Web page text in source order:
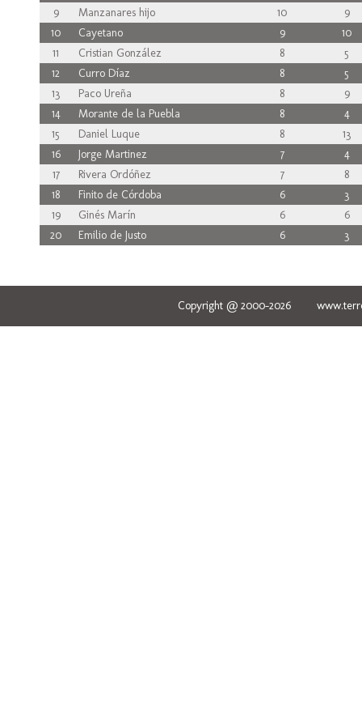
9
Manzanares hijo 10
9
10
Cayetano 9
10
11
Cristian González 8
5
12
Curro Díaz 8
5
13
Paco Ureña 8
9
14
Morante de la Puebla 8
4
15
Daniel Luque 8
13
16
Jorge Martinez 7
4
17
Rivera Ordóñez 7
8
18
Finito de Córdoba 6
3
19
Ginés Marín 6
6
20
Emilio de Justo 6 3
Copyright @ 2000-2026